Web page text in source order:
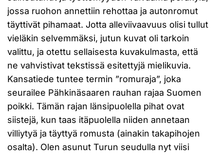
jossa ruohon annettiin rehottaa ja autonromut
täyttivät pihamaat. Jotta alleviivaavuus olisi tullut
vieläkin selvemmäksi, jutun kuvat oli tarkoin
valittu, ja otettu sellaisesta kuvakulmasta, että
ne vahvistivat tekstissä esitettyjä mielikuvia.
Kansatiede tuntee termin ”romuraja”, joka
seurailee Pähkinäsaaren rauhan rajaa Suomen
poikki. Tämän rajan länsipuolella pihat ovat
siistejä, kun taas itäpuolella niiden annetaan
villiytyä ja täyttyä romusta (ainakin takapihojen
osalta). Olen asunut Turun seudulla nyt viisi